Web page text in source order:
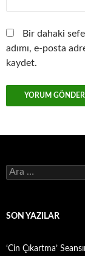
Bir dahaki
adımı, e-posta
kaydet.
Arama:
SON YAZILAR
‘Cin Çıkartma’